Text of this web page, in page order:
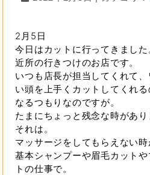
2月5日
今日はカットに行ってきました
近所の行きつけのお店です。
いつも店長が担当してくれて
い頭を上手くカットしてくれ
なるつもりなのですが。
たまにちょっと残念な時があり
それは。
マッサージをしてもらえない時
基本シャンプーや眉毛カット
トの仕事で。